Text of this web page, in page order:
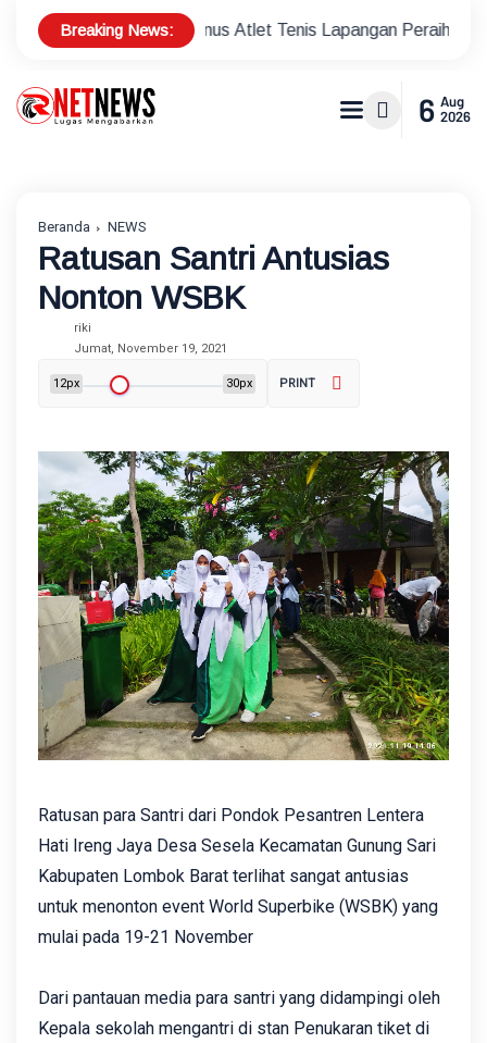
Breaking News:
Bonus Atlet Tenis Lapangan Peraih Medali di Ajang
6 Aug
2026
Beranda NEWS
Ratusan Santri Antusias
Nonton WSBK
riki
Jumat, November 19, 2021
12px 30px PRINT
Ratusan para Santri dari Pondok Pesantren Lentera
Hati Ireng Jaya Desa Sesela Kecamatan Gunung Sari
Kabupaten Lombok Barat terlihat sangat antusias
untuk menonton event World Superbike (WSBK) yang
mulai pada 19-21 November
Dari pantauan media para santri yang didampingi oleh
Kepala sekolah mengantri di stan Penukaran tiket di